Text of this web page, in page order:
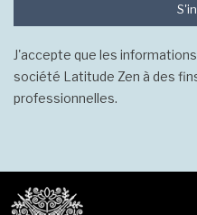
J'accepte que les
société Latitude Zen à des
professionnelles.